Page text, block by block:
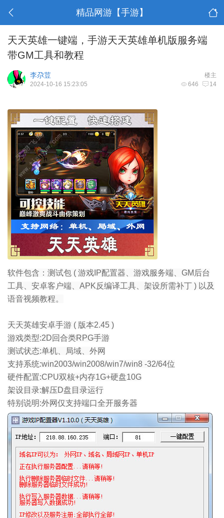
精品网游【手游】
天天英雄一键端，手游天天英雄单机版服务端
带GM工具和教程
楼主
李尕荳
646 14
2024-10-16 15:23:05
软件包含：测试包 ( 游戏IP配置器、游戏服务端、GM后台
工具、安卓客户端、APK反编译工具、架设所需补丁 ) 以及
语音视频教程。
天天英雄安卓手游 ( 版本2.45 )
游戏类型:2D回合类RPG手游
测试状态:单机、局域、外网
支持系统:win2003/win2008/win7/win8 -32/64位
硬件配置:CPU双核+内存1G+硬盘10G
架设目录:解压D盘目录运行
特别说明:外网仅支持端口全开服务器